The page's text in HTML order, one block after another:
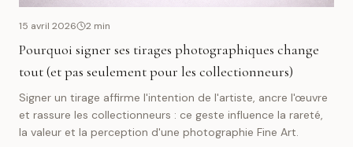
15 avril 2026 2 min
Pourquoi signer ses tirages photographiques change
tout (et pas seulement pour les collectionneurs)
Signer un tirage affirme l'intention de l'artiste, ancre l'œuvre
et rassure les collectionneurs : ce geste influence la rareté,
la valeur et la perception d'une photographie Fine Art.